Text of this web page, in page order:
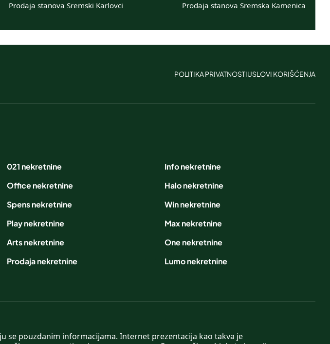
Prodaja stanova Sremski Karlovci Prodaja stanova Sremska Kamenica
POLITIKA PRIVATNOSTIUSLOVI KORIŠĆENJA
se pouzdanim informacijama. Internet prezentacija kao takva je
021 nekretnine
Info nekretnine
Office nekretnine
Halo nekretnine
Spens nekretnine
Win nekretnine
Play nekretnine
Max nekretnine
Arts nekretnine
One nekretnine
Prodaja nekretnine Lumo nekretnine